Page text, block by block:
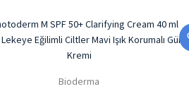
Bioderma